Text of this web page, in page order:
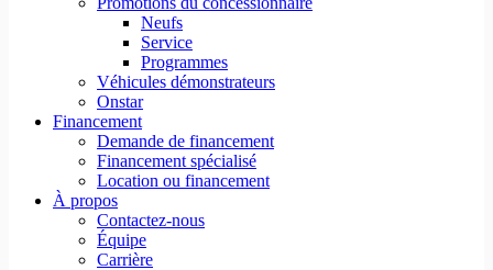
Neufs
Service
Programmes
Véhicules démonstrateurs
Onstar
Financement
Demande de financement
Financement spécialisé
Location ou financement
À propos
Contactez-nous
Équipe
Carrière